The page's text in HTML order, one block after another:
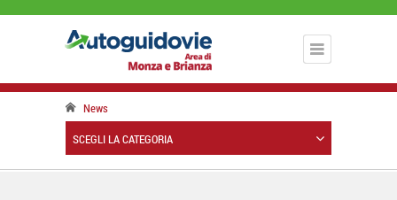
News
SCEGLI LA CATEGORIA